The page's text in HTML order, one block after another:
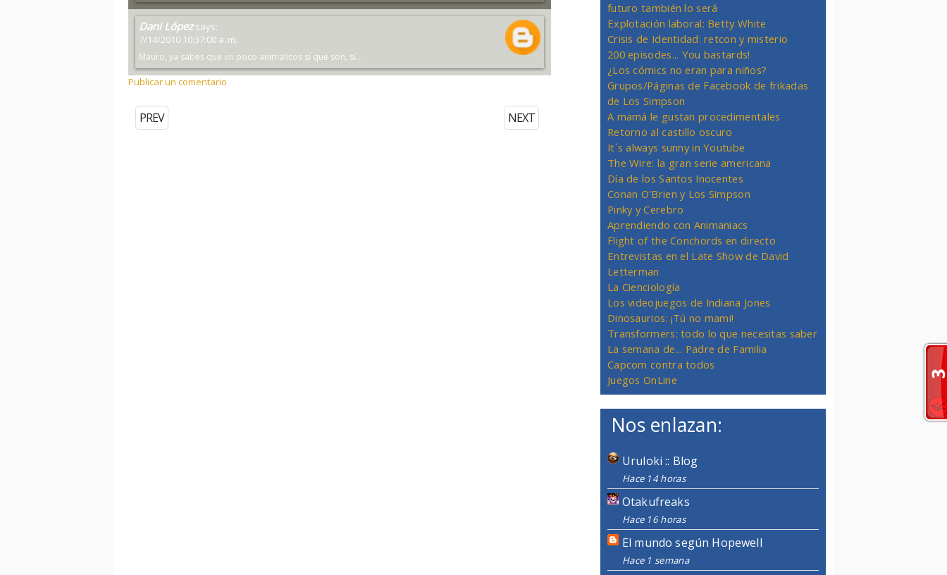
Dani López says:
7/14/2010 10:37:00 a. m.
Mauro, ya sabes que un poco animalicos sí que son, sí...
Publicar un comentario
NEXT
PREV
futuro también lo será
Explotación laboral: Betty White
Crisis de Identidad: retcon y misterio
200 episodes... You bastards!
¿Los cómics no eran para niños?
Grupos/Páginas de Facebook de frikadas
de Los Simpson
A mamá le gustan procedimentales
Retorno al castillo oscuro
It´s always sunny in Youtube
The Wire: la gran serie americana
Día de los Santos Inocentes
Conan O'Brien y Los Simpson
Pinky y Cerebro
Aprendiendo con Animaniacs
Flight of the Conchords en directo
Entrevistas en el Late Show de David
Letterman
La Cienciología
Los videojuegos de Indiana Jones
Dinosaurios: ¡Tú no mami!
Transformers: todo lo que necesitas saber
La semana de... Padre de Familia
Capcom contra todos
Juegos OnLine
Nos enlazan:
Uruloki :: Blog
Hace 14 horas
Otakufreaks
Hace 16 horas
El mundo según Hopewell
Hace 1 semana